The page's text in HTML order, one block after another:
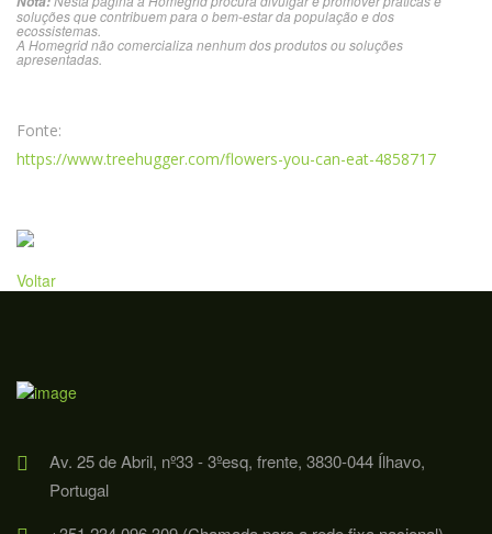
soluções que contribuem para o bem-estar da população e dos
ecossistemas.
A Homegrid não comercializa nenhum dos produtos ou soluções
apresentadas.
Fonte:
https://www.treehugger.com/flowers-you-can-eat-4858717
Voltar
Av. 25 de Abril, nº33 - 3ºesq, frente, 3830-044 Ílhavo,
Portugal